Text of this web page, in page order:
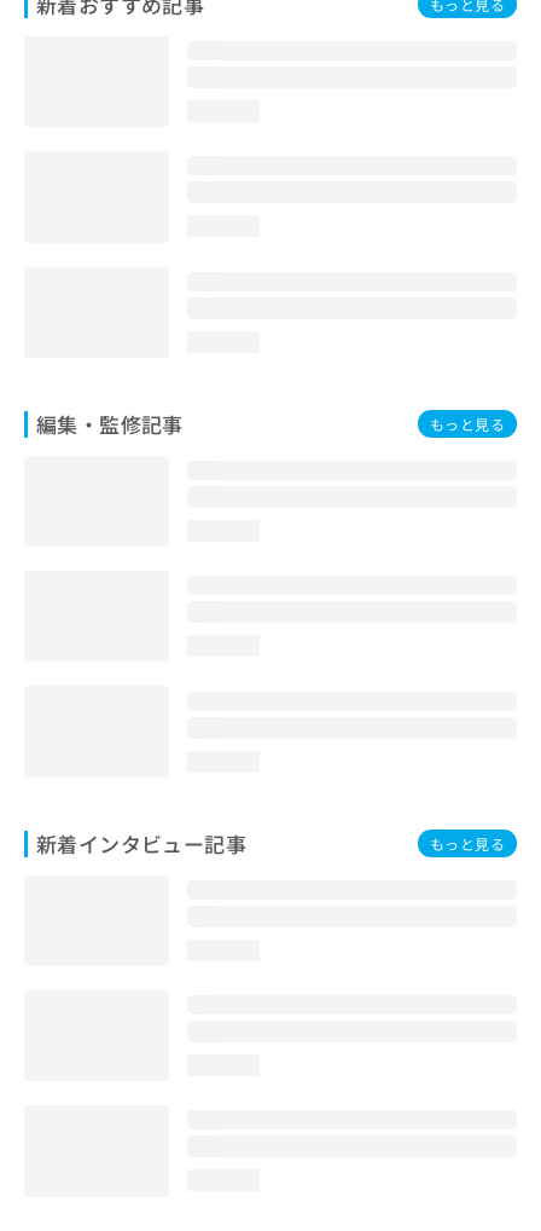
もっと見る
編集・監修記事 もっと見る
新着インタビュー記事 もっと見る
お